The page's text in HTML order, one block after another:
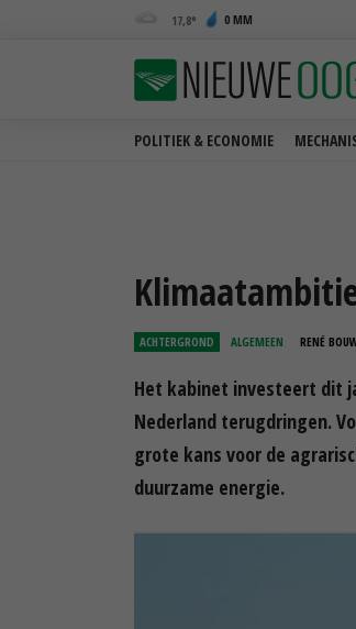
17,8 0 MM
POLITIEK & ECONOMIE
ACHTERGROND ALGEMEEN RENÉ
Het kabinet investeert dit
Nederland terugdringen.
grote kans voor de
duurzame energie.